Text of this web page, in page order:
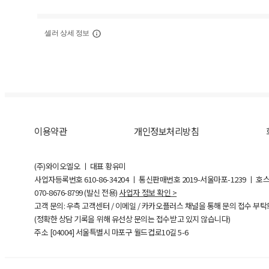
셀러 상세 정보
이용약관 개인정보처리방침
(주)와이오엘오 ㅣ 대표 황유미
사업자등록번호610-86-34204ㅣ 통신판매번호 2019-서울마포-1239 ㅣ 호
070-8676-8799 (발신 전용) 사업자 정보 확인 >
고객 문의: 우측 고객센터 / 이메일 / 카카오플러스 채널을 통해 문의 접수 부
(정확한 상담 기록을 위해 유선상 문의는 접수받고 있지 않습니다)
주소 [04004] 서울특별시 마포구 월드컵로10길5-6